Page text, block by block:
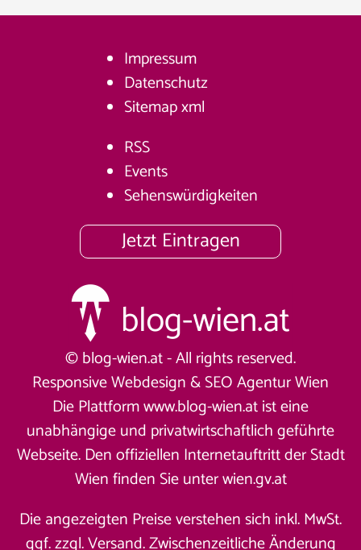
Impressum
Datenschutz
Sitemapxml
RSS
Events
Sehenswürdigkeiten
Jetzt Eintragen
© blog-wien.at - All rights reserved.
Responsive Webdesign &SEO Agentur Wien
Die Plattform www.blog-wien.at ist eine
unabhängige und privatwirtschaftlich geführte
Webseite. Den offiziellen Internetauftritt der Stadt
Wien finden Sie unterwien.gv.at
Die angezeigten Preise verstehen sich inkl. MwSt.
ggf. zzgl. Versand. Zwischenzeitliche Änderung